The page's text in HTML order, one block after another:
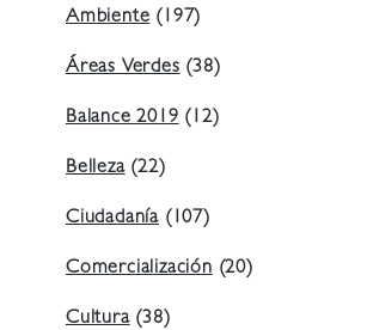
Ambiente (197)
Áreas Verdes (38)
Balance 2019 (12)
Belleza(22)
Ciudadanía (107)
Comercialización (20)
Cultura(38)